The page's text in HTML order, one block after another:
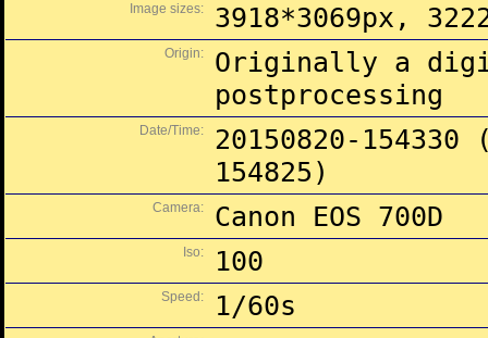
Image sizes: 3918*3069px,
Origin:
Originally a
postprocessing
Date/Time:
20150820-
154825)
Camera: Canon EOS 700D
Iso: 100
Speed: 1/60s